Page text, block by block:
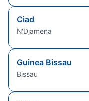
Ciad
N'Djamena
Guinea Bissau
Bissau